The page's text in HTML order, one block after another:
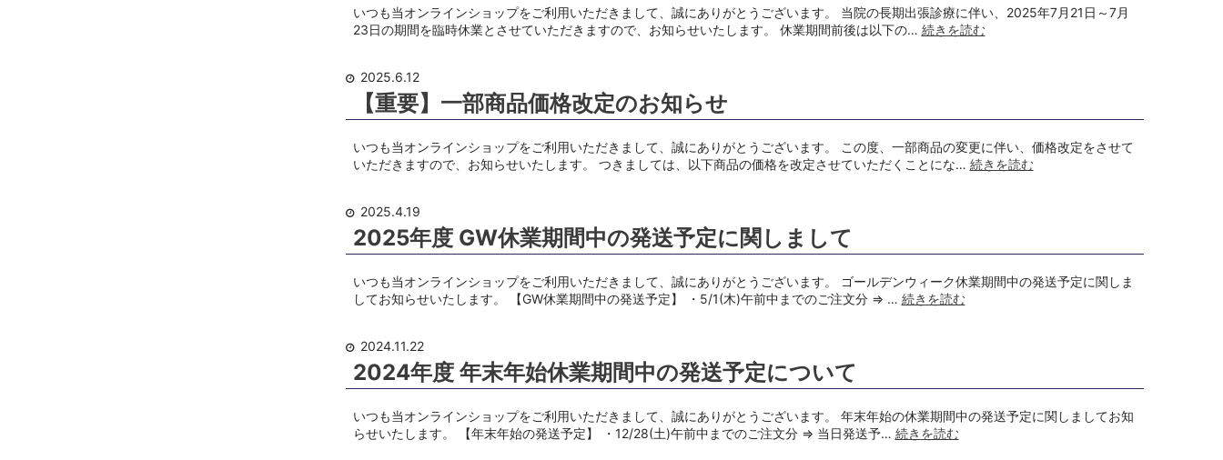
いつも当オンラインショップをご利用いただきまして、誠にありがとうございます。 当院の長期出張診療に伴い、2025年7月21日～7月
23日の期間を臨時休業とさせていただきますので、お知らせいたします。 休業期間前後は以下の… 続きを読む
2025.6.12
【重要】一部商品価格改定のお知らせ
いつも当オンラインショップをご利用いただきまして、誠にありがとうございます。 この度、一部商品の変更に伴い、価格改定をさせて
いただきますので、お知らせいたします。 つきましては、以下商品の価格を改定させていただくことにな… 続きを読む
2025.4.19
2025年度 GW休業期間中の発送予定に関しまして
いつも当オンラインショップをご利用いただきまして、誠にありがとうございます。 ゴールデンウィーク休業期間中の発送予定に関しま
してお知らせいたします。 【GW休業期間中の発送予定】 ・5/1(木)午前中までのご注文分 ⇒ … 続きを読む
2024.11.22
2024年度 年末年始休業期間中の発送予定について
いつも当オンラインショップをご利用いただきまして、誠にありがとうございます。 年末年始の休業期間中の発送予定に関しましてお知
らせいたします。 【年末年始の発送予定】 ・12/28(土)午前中までのご注文分 ⇒ 当日発送予… 続きを読む